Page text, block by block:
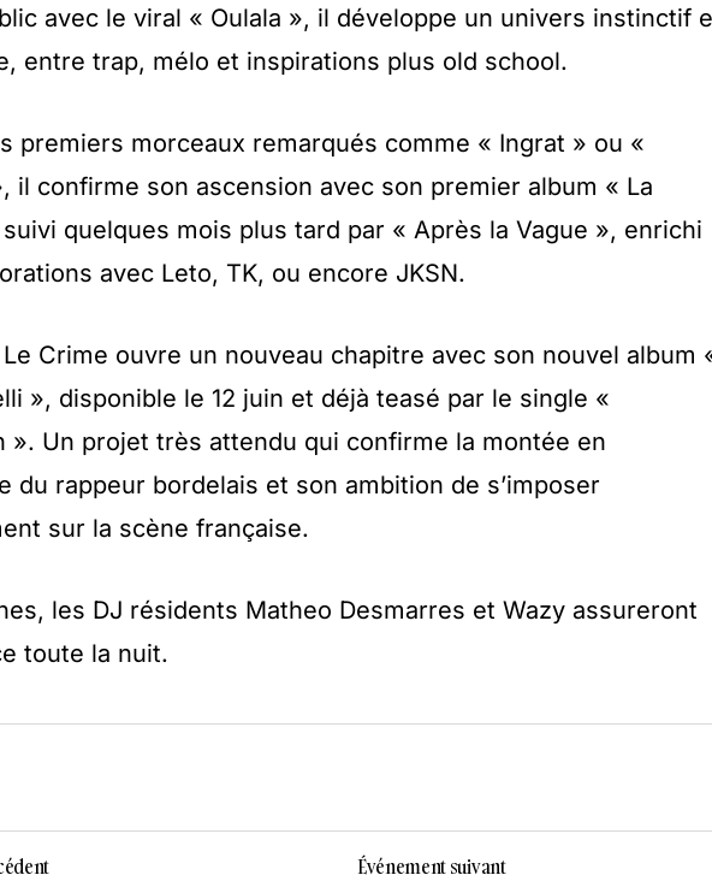
avec le viral « Oulala », il développe un univers instinctif
entre trap, mélo et inspirations plus old school.
premiers morceaux remarqués comme « Ingrat » ou «
il confirme son ascension avec son premier album « La
quelques mois plus tard par « Après la Vague », enrichi
avec Leto, TK, ou encore JKSN.
Crime ouvre un nouveau chapitre avec son nouvel album
», disponible le 12 juin et déjà teasé par le single «
». Un projet très attendu qui confirme la montée en
du rappeur bordelais et son ambition de s’imposer
sur la scène française.
les DJ résidents Matheo Desmarres et Wazy assureront
toute la nuit.
Événement suivant